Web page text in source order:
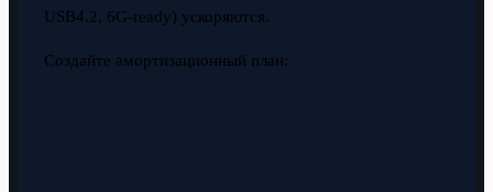
USB4.2, 6G-ready) ускоряются.
Создайте амортизационный план: